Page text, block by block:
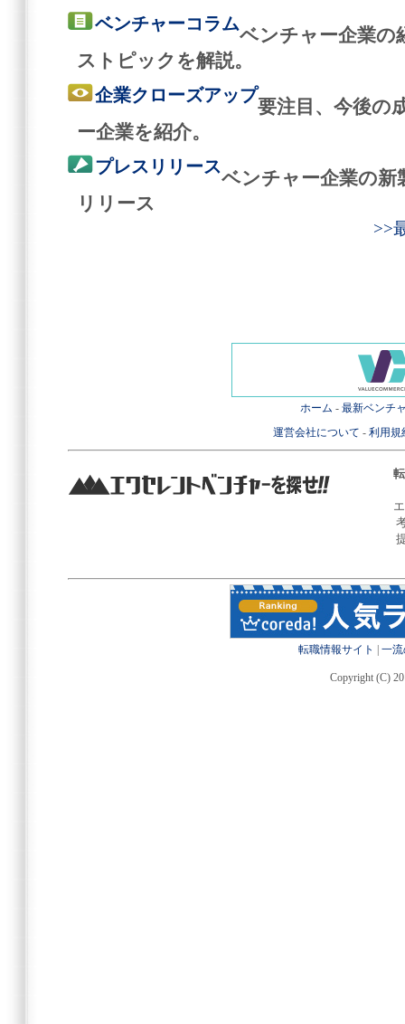
ベンチャーコラム
ベンチャー企業の
ストピックを解説。
企業クローズアップ
要注目、今後の
ー企業を紹介。
プレスリリース
ベンチャー企業の新
リリース
>>
ホーム - 最新ベンチ
運営会社について - 利用規
転職情報サイト 一
Copyright (C)